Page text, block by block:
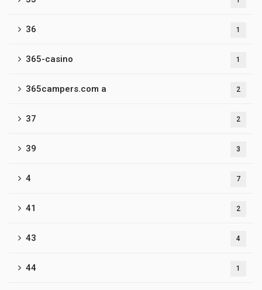
36 1
365-casino 1
365campers.com a 2
37 2
39 3
4 7
41 2
43 4
44 1